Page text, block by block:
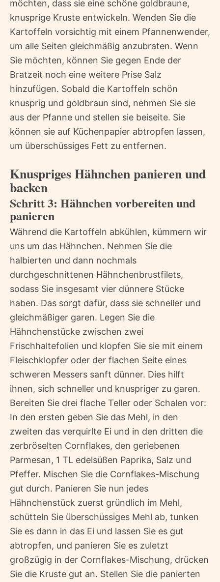
möchten, dass sie eine schöne goldbraune,
knusprige Kruste entwickeln. Wenden Sie die
Kartoffeln vorsichtig mit einem Pfannenwender,
um alle Seiten gleichmäßig anzubraten. Wenn
Sie möchten, können Sie gegen Ende der
Bratzeit noch eine weitere Prise Salz
hinzufügen. Sobald die Kartoffeln schön
knusprig und goldbraun sind, nehmen Sie sie
aus der Pfanne und stellen sie beiseite. Sie
können sie auf Küchenpapier abtropfen lassen,
um überschüssiges Fett zu entfernen.
Knuspriges Hähnchen panieren und
backen
Schritt 3: Hähnchen vorbereiten und
panieren
Während die Kartoffeln abkühlen, kümmern wir
uns um das Hähnchen. Nehmen Sie die
halbierten und dann nochmals
durchgeschnittenen Hähnchenbrustfilets,
sodass Sie insgesamt vier dünnere Stücke
haben. Das sorgt dafür, dass sie schneller und
gleichmäßiger garen. Legen Sie die
Hähnchenstücke zwischen zwei
Frischhaltefolien und klopfen Sie sie mit einem
Fleischklopfer oder der flachen Seite eines
schweren Messers sanft dünner. Dies hilft
ihnen, sich schneller und knuspriger zu garen.
Bereiten Sie drei flache Teller oder Schalen vor:
In den ersten geben Sie das Mehl, in den
zweiten das verquirlte Ei und in den dritten die
zerbröselten Cornflakes, den geriebenen
Parmesan, 1 TL edelsüßen Paprika, Salz und
Pfeffer. Mischen Sie die Cornflakes-Mischung
gut durch. Panieren Sie nun jedes
Hähnchenstück zuerst gründlich im Mehl,
schütteln Sie überschüssiges Mehl ab, tunken
Sie es dann in das Ei und lassen Sie es gut
abtropfen, und panieren Sie es zuletzt
großzügig in der Cornflakes-Mischung, drücken
Sie die Kruste gut an. Stellen Sie die panierten